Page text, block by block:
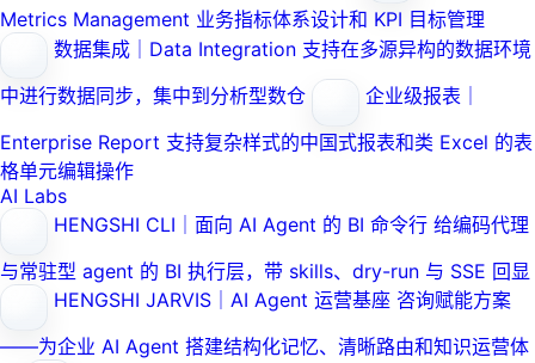
Metrics Management 业务指标体系设计和 KPI 目标管理
数据集成｜Data Integration 支持在多源异构的数据环境
中进行数据同步，集中到分析型数仓
企业级报表｜
Enterprise Report 支持复杂样式的中国式报表和类 Excel 的表
格单元编辑操作
AI Labs
HENGSHI CLI｜面向 AI Agent 的 BI 命令行 给编码代理
与常驻型 agent 的 BI 执行层，带 skills、dry-run 与 SSE 回显
HENGSHI JARVIS｜AI Agent 运营基座 咨询赋能方案
——为企业 AI Agent 搭建结构化记忆、清晰路由和知识运营体